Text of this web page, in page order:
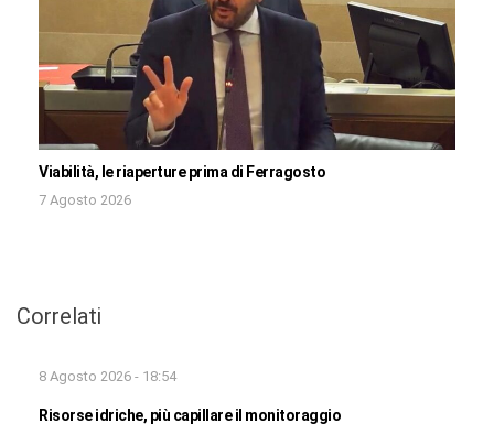
Viabilità, le riaperture prima di Ferragosto
7 Agosto 2026
Correlati
8 Agosto 2026 - 18:54
Risorse idriche, più capillare il monitoraggio